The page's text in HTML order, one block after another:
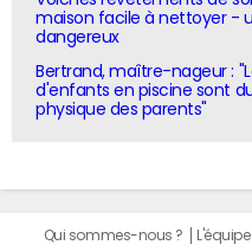
maison facile à nettoyer -
dangereux
Bertrand, maître-nageur :
d'enfants en piscine sont
physique des parents"
Qui sommes-nous ? L'équipe